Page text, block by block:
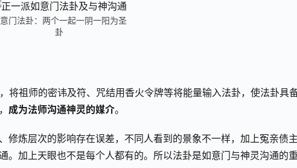
门法卦：两个一起一阴一阳为圣
卦
将祖师的密讳及符、咒结用香火令牌等将能量输入法卦，使法卦具
成为法师沟通神灵的媒介。
修炼层次的影响存在误差，不同人看到的景象不一样，加上冤亲债
。加上天眼也不是每个人都有的。所以法卦是如意门与神灵沟通的